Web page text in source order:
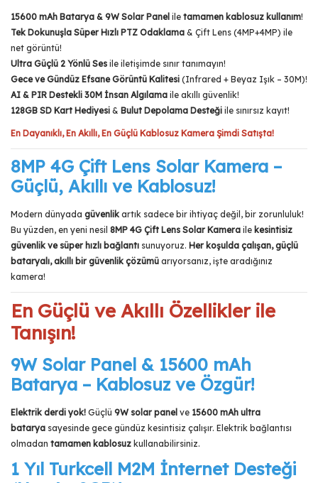
15600 mAh Batarya & 9W Solar Panel ile tamamen kablosuz kullanım!
Tek Dokunuşla Süper Hızlı PTZ Odaklama & Çift Lens (4MP+4MP) ile
net görüntü!
Ultra Güçlü 2 Yönlü Ses ile iletişimde sınır tanımayın!
Gece ve Gündüz Efsane Görüntü Kalitesi (Infrared + Beyaz Işık – 30M)!
AI & PIR Destekli 30M İnsan Algılama ile akıllı güvenlik!
128GB SD Kart Hediyesi & Bulut Depolama Desteği ile sınırsız kayıt!
En Dayanıklı, En Akıllı, En Güçlü Kablosuz Kamera Şimdi Satışta!
8MP 4G Çift Lens Solar Kamera –
Güçlü, Akıllı ve Kablosuz!
Modern dünyada güvenlik artık sadece bir ihtiyaç değil, bir zorunluluk!
Bu yüzden, en yeni nesil 8MP 4G Çift Lens Solar Kamera ile kesintisiz
güvenlik ve süper hızlı bağlantı sunuyoruz. Her koşulda çalışan, güçlü
bataryalı, akıllı bir güvenlik çözümü arıyorsanız, işte aradığınız
kamera!
En Güçlü ve Akıllı Özellikler ile
Tanışın!
9W Solar Panel & 15600 mAh
Batarya – Kablosuz ve Özgür!
Elektrik derdi yok! Güçlü 9W solar panel ve 15600 mAh ultra
batarya sayesinde gece gündüz kesintisiz çalışır. Elektrik bağlantısı
olmadan tamamen kablosuz kullanabilirsiniz.
1 Yıl Turkcell M2M İnternet Desteği